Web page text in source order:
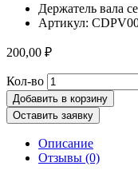
Держатель вала
Артикул:
200,00 ₽
Кол-во Количество
товара
Держатель
вала
Добавить в корзину
Оставить заявку
Описание
Отзывы (0)